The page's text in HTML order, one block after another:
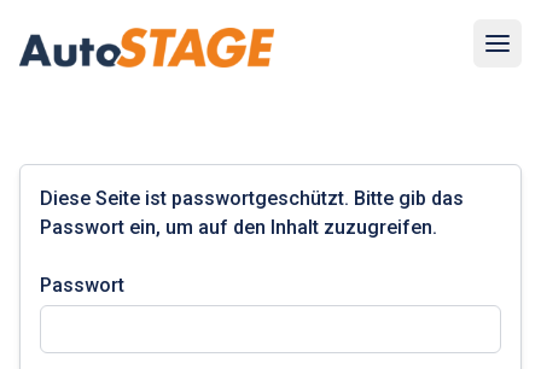
Diese Seite ist passwortgeschützt. Bitte gib das
Passwort ein, um auf den Inhalt zuzugreifen.
Passwort